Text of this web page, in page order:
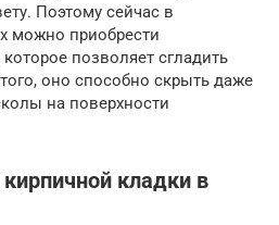
Поэтому сейчас в
можно приобрести
позволяет сгладить
оно способно скрыть даже
на поверхности
кладки в